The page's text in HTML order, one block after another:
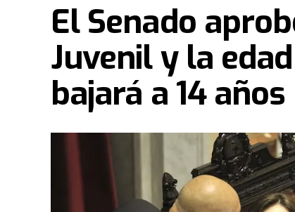
El Senado
Juvenil y la
bajará a 14 años